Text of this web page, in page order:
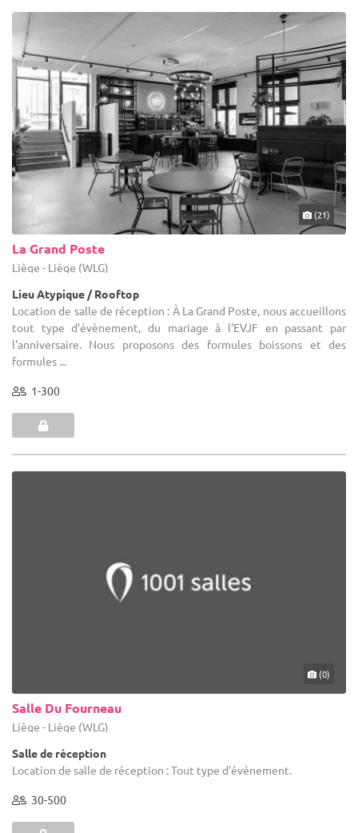
(21)
La Grand Poste
Liège - Liège (WLG)
Lieu Atypique / Rooftop
Location de salle de réception : À La Grand Poste, nous accueillons
tout type d'évènement, du mariage à l'EVJF en passant par
l'anniversaire. Nous proposons des formules boissons et des
formules ...
1-300
(0)
Salle Du Fourneau
Liège - Liège (WLG)
Salle de réception
Location de salle de réception : Tout type d'événement.
30-500